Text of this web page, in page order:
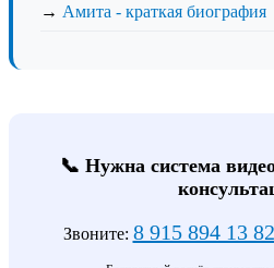
→ Амита - краткая биография
📞 Нужна система
Звоните: 8 915 894 13 82